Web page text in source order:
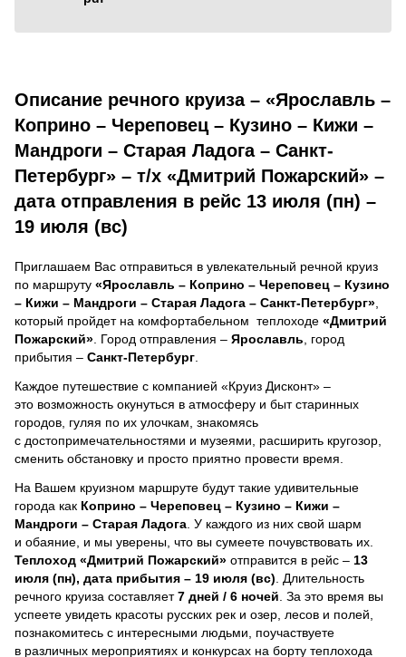
Описание речного круиза – «Ярославль –
Коприно – Череповец – Кузино – Кижи –
Мандроги – Старая Ладога – Санкт-
Петербург» – т/х «Дмитрий Пожарский» –
дата отправления в рейс 13 июля (пн) –
19 июля (вс)
Приглашаем Вас отправиться в увлекательный речной круиз
по маршруту «Ярославль – Коприно – Череповец – Кузино
– Кижи – Мандроги – Старая Ладога – Санкт-Петербург»
который пройдет на комфортабельном теплоходе «Дмитрий
Пожарский» . Город отправления – Ярославль , город
прибытия – Санкт-Петербург
Каждое путешествие с компанией «Круиз Дисконт» –
это возможность окунуться в атмосферу и быт старинных
городов, гуляя по их улочкам, знакомясь
с достопримечательностями и музеями, расширить кругозор,
сменить обстановку и просто приятно провести время.
На Вашем круизном маршруте будут такие удивительные
города как Коприно – Череповец – Кузино – Кижи –
Мандроги – Старая Ладога . У каждого из них свой шарм
и обаяние, и мы уверены, что вы сумеете почувствовать их.
Теплоход «Дмитрий Пожарский» отправится в рейс – 13
июля (пн), дата прибытия – 19 июля (вс) . Длительность
речного круиза составляет7 дней / 6 ночей За это время вы
успеете увидеть красоты русских рек и озер, лесов и полей,
познакомитесь с интересными людьми, поучаствуете
в различных мероприятиях и конкурсах на борту теплохода